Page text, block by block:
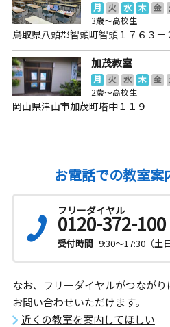
月 火 水 木 金
3歳～高校生
鳥取県八頭郡智頭町智頭１７６３－
加茂教室
月 火 水 木 金
2歳～高校生
岡山県津山市加茂町塔中１１９
お電話での教室案
フリーダイヤル
0120-372-100
受付時間 9:30～17:30（土
なお、フリーダイヤルがつなが
お問い合わせいただけます。
近くの教室を案内してほしい